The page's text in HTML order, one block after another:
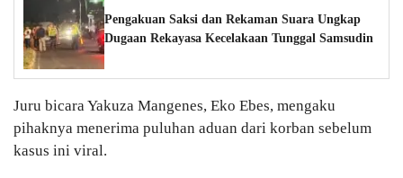
Pengakuan Saksi dan Rekaman Suara Ungkap
Dugaan Rekayasa Kecelakaan Tunggal Samsudin
Juru bicara Yakuza Mangenes, Eko Ebes, mengaku
pihaknya menerima puluhan aduan dari korban sebelum
kasus ini viral.